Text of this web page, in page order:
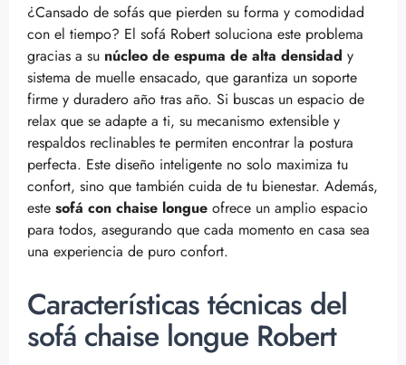
¿Cansado de sofás que pierden su forma y comodidad
con el tiempo? El sofá Robert soluciona este problema
gracias a su núcleo de espuma de alta densidad y
sistema de muelle ensacado, que garantiza un soporte
firme y duradero año tras año. Si buscas un espacio de
relax que se adapte a ti, su mecanismo extensible y
respaldos reclinables te permiten encontrar la postura
perfecta. Este diseño inteligente no solo maximiza tu
confort, sino que también cuida de tu bienestar. Además,
este sofá con chaise longue ofrece un amplio espacio
para todos, asegurando que cada momento en casa sea
una experiencia de puro confort.
Características técnicas del
sofá chaise longue Robert